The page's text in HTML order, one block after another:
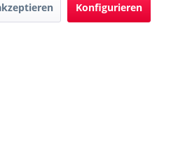
Konfigurieren